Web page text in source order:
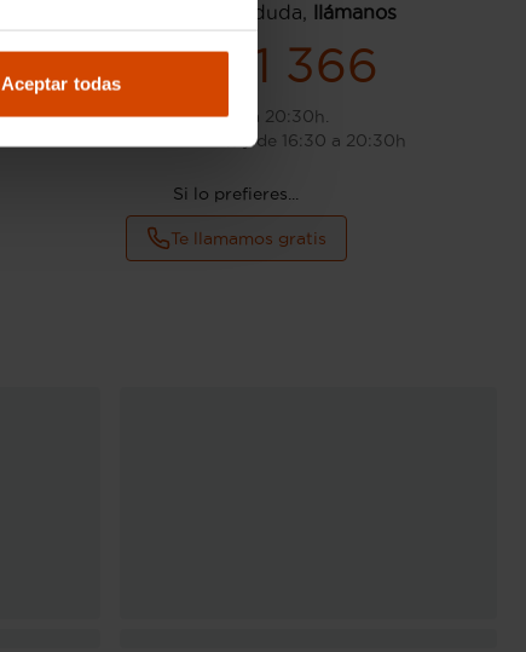
Aceptar todas
Si tienes cualquier duda, llámanos
872 581 366
L-S: de 9:00 a 20:30h.
D: de 10:00 a 14:00h y de 16:30 a 20:30h
Si lo prefieres...
Te llamamos gratis